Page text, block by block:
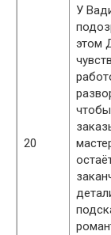
20
У
этом